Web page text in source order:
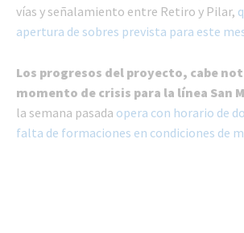
vías y señalamiento entre Retiro y Pilar,
apertura de sobres prevista para este
Los progresos del proyecto, cabe
momento de crisis para la línea San
la semana pasada opera con horario de
falta de formaciones en condiciones de